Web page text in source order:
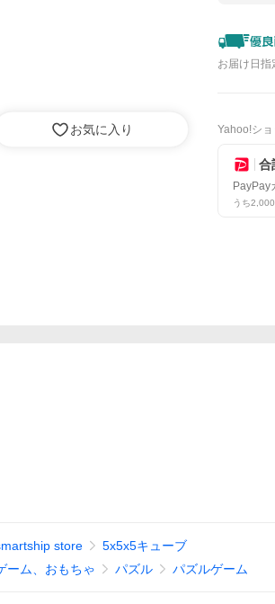
お気に入り
お届け日指
Yahoo!シ
合
PayPay
うち
store
5x5x5キューブ
ーム、おもちゃ
パズル パズルゲーム